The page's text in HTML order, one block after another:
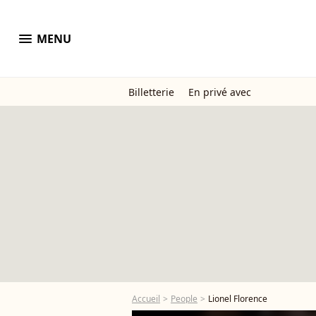
menu MENU
Billetterie En privé avec
Accueil People Lionel Florence